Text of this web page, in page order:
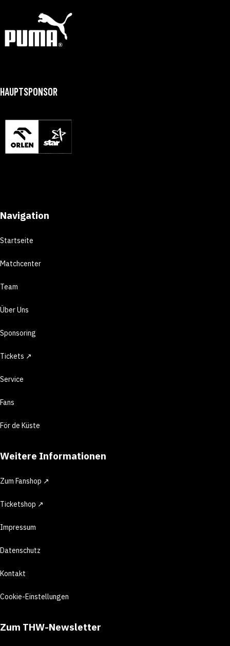
HAUPTSPONSOR
Navigation
Startseite
Matchcenter
Team
Über Uns
Sponsoring
Tickets ↗
Service
Fans
För de Küste
Weitere Informationen
Zum Fanshop ↗
Ticketshop ↗
Impressum
Datenschutz
Kontakt
Cookie-Einstellungen
Zum THW-Newsletter